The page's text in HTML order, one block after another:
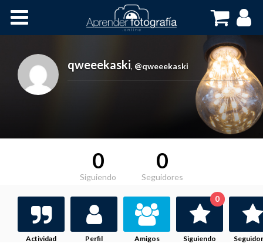
Cursos OnLine
qweeekaski, @qweeekaski
0
Siguiendo
0
Seguidores
Actividad Perfil Amigos Siguiendo
0